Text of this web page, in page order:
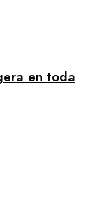
en toda